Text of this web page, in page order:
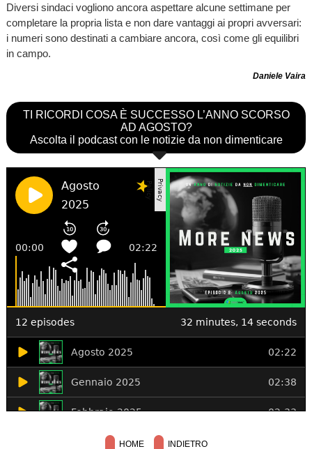
Diversi sindaci vogliono ancora aspettare alcune settimane per
completare la propria lista e non dare vantaggi ai propri avversari:
i numeri sono destinati a cambiare ancora, così come gli equilibri
in campo.
Daniele Vaira
TI RICORDI COSA È SUCCESSO L’ANNO SCORSO
AD AGOSTO?
Ascolta il podcast con le notizie da non dimenticare
HOME INDIETRO